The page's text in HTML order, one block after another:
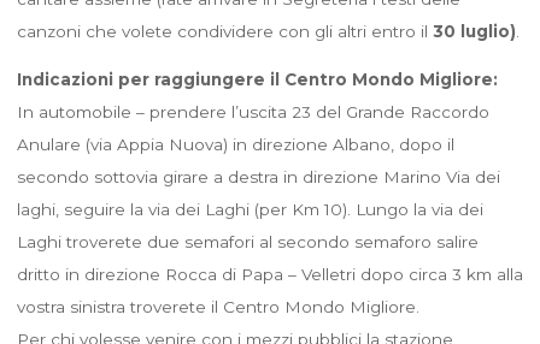
canzoni che volete condividere con gli altri entro il 30 luglio)
Indicazioni per raggiungere il Centro Mondo Migliore:
In automobile – prendere l’uscita 23 del Grande Raccordo
Anulare (via Appia Nuova) in direzione Albano, dopo il
secondo sottovia girare a destra in direzione Marino Via dei
laghi, seguire la via dei Laghi (per Km 10). Lungo la via dei
Laghi troverete due semafori al secondo semaforo salire
dritto in direzione Rocca di Papa – Velletri dopo circa 3 km alla
vostra sinistra troverete il Centro Mondo Migliore.
Per chi volesse venire con i mezzi pubblici la stazione